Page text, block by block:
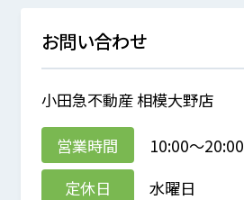
お問い合わせ
小田急不動産 相模大野店
営業時間
10:00～20:00
定休日
水曜日